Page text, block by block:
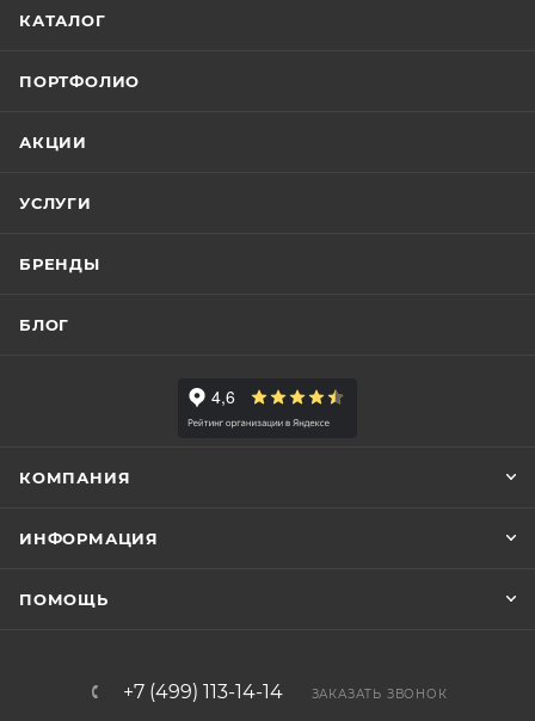
КАТАЛОГ
ПОРТФОЛИО
АКЦИИ
УСЛУГИ
БРЕНДЫ
БЛОГ
КОМПАНИЯ
ИНФОРМАЦИЯ
ПОМОЩЬ
+7 (499) 113-14-14 ЗАКАЗАТЬ ЗВОНОК